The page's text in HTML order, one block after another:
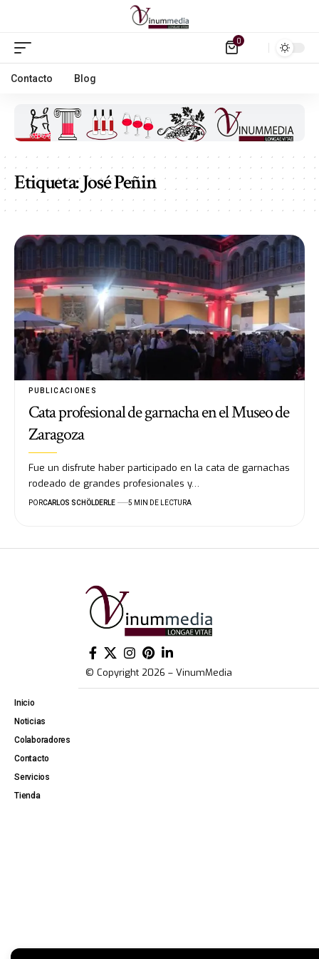
0
Contacto Blog
Etiqueta:José Peñin
PUBLICACIONES
Cata profesional de garnacha en el Museo de
Zaragoza
Fue un disfrute haber participado en la cata de garnachas
rodeado de grandes profesionales y…
PORCARLOS SCHÖLDERLE 5 MIN DE LECTURA
© Copyright 2026 – VinumMedia
Inicio
Noticias
Colaboradores
Contacto
Servicios
Tienda